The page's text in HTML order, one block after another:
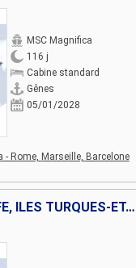
MSC Magnifica
116 j
Cabine standard
Gênes
05/01/2028
- Rome, Marseille, Barcelone
FRANCE, ESPAGNE, TENERIFE, ÎLES TURQUES-ET-CAÏQUES, BAHAMAS, PANAMA, ÉQUATEUR, PÉROU, CHILI, ROYAUME-UNI, TONGA, NOUVELLE-CALÉDONIE, NOUVELLE-ZÉLANDE, AUSTRALIE, INDONÉSIE, VIETNAM, THAÏLANDE, CAMBODG